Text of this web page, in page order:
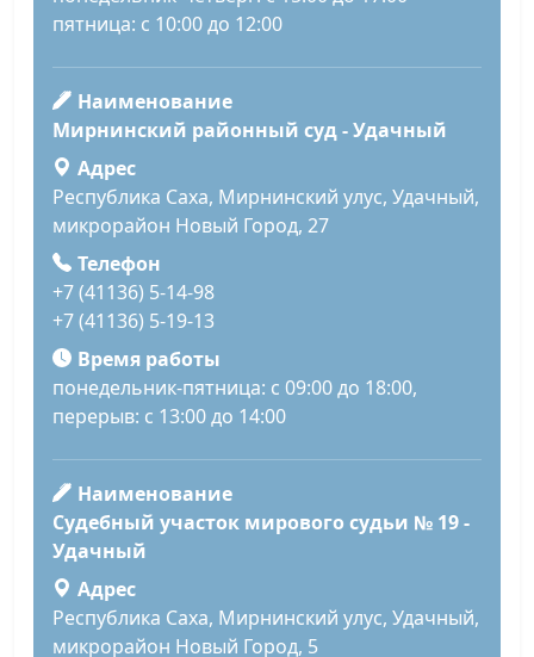
пятница: с 10:00 до 12:00
Наименование
Мирнинский районный суд - Удачный
Адрес
Республика Саха, Мирнинский улус, Удачный,
микрорайон Новый Город, 27
Телефон
+7 (41136) 5-14-98
+7 (41136) 5-19-13
Время работы
понедельник-пятница: с 09:00 до 18:00,
перерыв: с 13:00 до 14:00
Наименование
Судебный участок мирового судьи № 19 -
Удачный
Адрес
Республика Саха, Мирнинский улус, Удачный,
микрорайон Новый Город, 5